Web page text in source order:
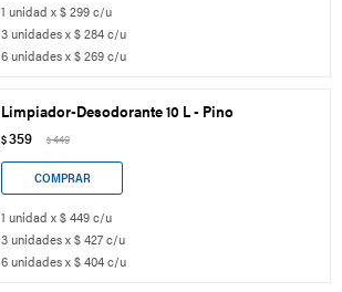
1 unidad x $ 299 c/u
3 unidades x $ 284 c/u
6 unidades x $ 269 c/u
Limpiador-Desodorante 10 L - Pino
$359 $449
1 unidad x $ 449 c/u
3 unidades x $ 427 c/u
6 unidades x $ 404 c/u